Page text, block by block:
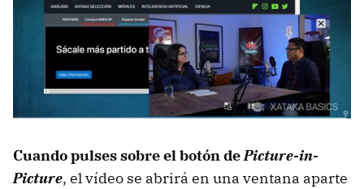
Cuando pulses sobre el botón dePicture-in-
Picture, el vídeo se abrirá en una ventana aparte